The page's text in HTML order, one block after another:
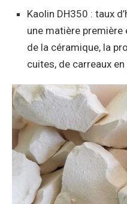
Kaolin DH350 : taux
une matière première
de la céramique, la
cuites, de carreaux